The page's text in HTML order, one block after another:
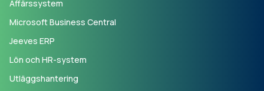
Affärssystem
Microsoft Business Central
Jeeves ERP
Lön och HR-system
Utläggshantering